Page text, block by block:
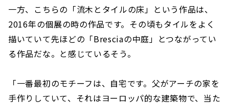
一方、こちらの「流木とタイルの床」という作品は、
2016年の個展の時の作品です。その頃もタイルをよく
描いていて先ほどの「Bresciaの中庭」とつながってい
る作品だな。と感じているそう。
「一番最初のモチーフは、自宅です。父がアーチの家を
手作りしていて、それはヨーロッパ的な建築物で、当た